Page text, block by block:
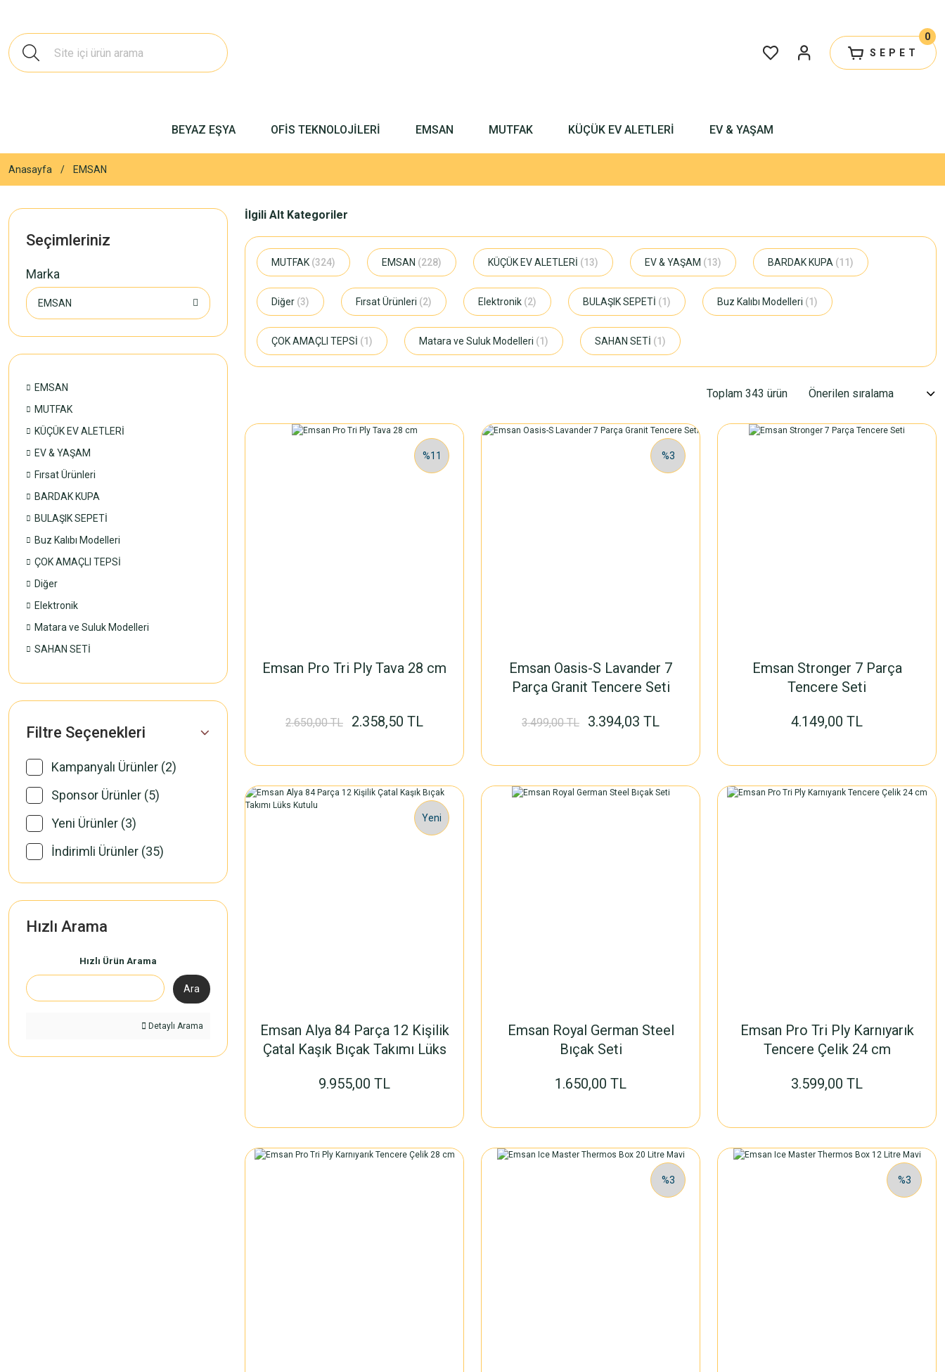
SEPET
0
BEYAZ EŞYA OFİS TEKNOLOJİLERİ EMSAN MUTFAK KÜÇÜK EV ALETLERİ EV & YAŞAM
Anasayfa EMSAN
Seçimleriniz
Marka
EMSAN
EMSAN
MUTFAK
KÜÇÜK EV ALETLERİ
EV & YAŞAM
Fırsat Ürünleri
BARDAK KUPA
BULAŞIK SEPETİ
Buz Kalıbı Modelleri
ÇOK AMAÇLI TEPSİ
Diğer
Elektronik
Matara ve Suluk Modelleri
SAHAN SETİ
Filtre Seçenekleri
Kampanyalı Ürünler (2)
Sponsor Ürünler (5)
Yeni Ürünler (3)
İndirimli Ürünler (35)
Hızlı Arama
Hızlı Ürün Arama
Ara
Detaylı Arama
İlgili Alt Kategoriler
MUTFAK (324) EMSAN (228) KÜÇÜK EV ALETLERİ (13) EV & YAŞAM (13) BARDAK KUPA (11)
Diğer (3) Fırsat Ürünleri (2) Elektronik (2) BULAŞIK SEPETİ (1) Buz Kalıbı Modelleri (1)
ÇOK AMAÇLI TEPSİ (1) Matara ve Suluk Modelleri (1) SAHAN SETİ (1)
Toplam 343 ürün
%11
Emsan Pro Tri Ply Tava 28 cm
2.650,00 TL 2.358,50 TL
%3
Emsan Oasis-S Lavander 7
Parça Granit Tencere Seti
3.499,00 TL 3.394,03 TL
Emsan Stronger 7 Parça
Tencere Seti
4.149,00 TL
Yeni
Emsan Alya 84 Parça 12 Kişilik
Çatal Kaşık Bıçak Takımı Lüks
9.955,00 TL
Emsan Royal German Steel
Bıçak Seti
1.650,00 TL
Emsan Pro Tri Ply Karnıyarık
Tencere Çelik 24 cm
3.599,00 TL
%3 %3